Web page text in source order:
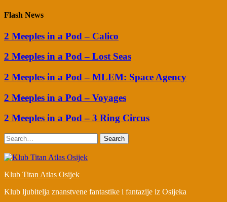
Flash News
2 Meeples in a Pod – Calico
2 Meeples in a Pod – Lost Seas
2 Meeples in a Pod – MLEM: Space Agency
2 Meeples in a Pod – Voyages
2 Meeples in a Pod – 3 Ring Circus
Search
Klub Titan Atlas Osijek
Klub ljubitelja znanstvene fantastike i fantazije iz Osijeka